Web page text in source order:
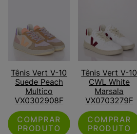
Tênis Vert V-10
Suede Peach
Multico
VX0302908F
COMPRAR
PRODUTO
Tênis Vert V-10
CWL White
Marsala
VX0703279F
COMPRAR
PRODUTO